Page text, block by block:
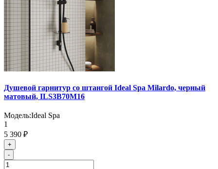
Душевой гарнитур со штангой Ideal Spa Milardo, черный
матовый, ILS3B70M16
Модель:Ideal Spa
1
5 390 ₽
+
-